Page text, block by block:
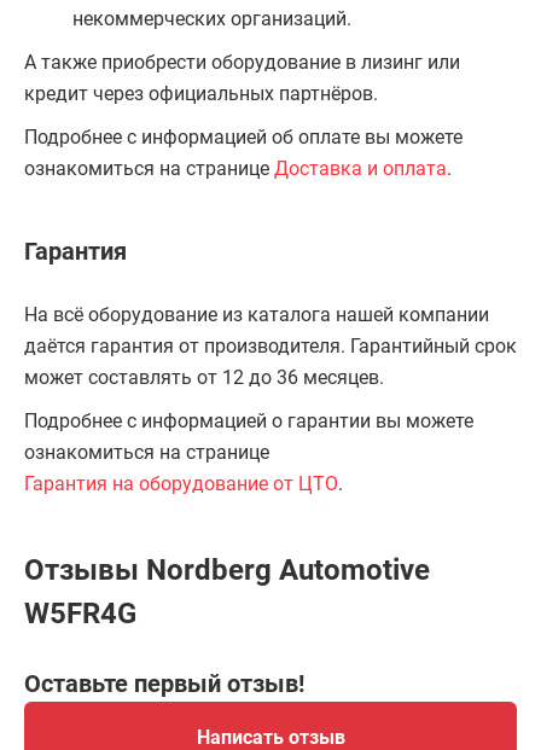
некоммерческих организаций.
А также приобрести оборудование в лизинг или
кредит через официальных партнёров.
Подробнее с информацией об оплате вы можете
ознакомиться на странице Доставка и оплата.
Гарантия
На всё оборудование из каталога нашей компании
даётся гарантия от производителя. Гарантийный срок
может составлять от 12 до 36 месяцев.
Подробнее с информацией о гарантии вы можете
ознакомиться на странице
Гарантия на оборудование от ЦТО.
Отзывы Nordberg Automotive
W5FR4G
Оставьте первый отзыв!
Написать отзыв